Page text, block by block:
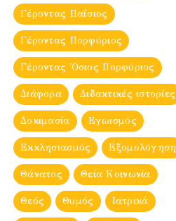
Γέροντας Παΐσιος
Γέροντας Πορφύριος
Γέροντας Ὀσιος Πορφύριος
Διάφορα Διδακτικές ιστορίες
Δοκιμασία Εγωισμός
Εκκλησιασμός Εξομολόγηση
Θάνατος Θεία Κοινωνία
Θεός Θυμός Ιατρικά